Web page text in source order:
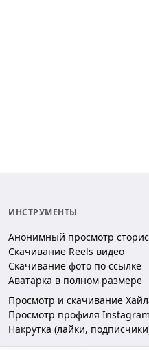
ИНСТРУМЕНТЫ
Анонимный просмотр сторис
Скачивание Reels видео
Скачивание фото по ссылке
Аватарка в полном размере
Просмотр и скачивание
Просмотр профиля Instagram
Накрутка (лайки,